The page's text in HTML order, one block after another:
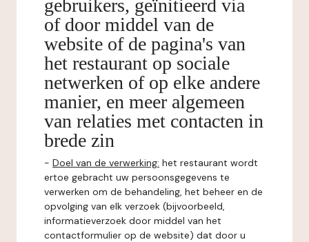
gebruikers, geïnitieerd via
of door middel van de
website of de pagina's van
het restaurant op sociale
netwerken of op elke andere
manier, en meer algemeen
van relaties met contacten in
brede zin
- Doel van de verwerking: het restaurant wordt
ertoe gebracht uw persoonsgegevens te
verwerken om de behandeling, het beheer en de
opvolging van elk verzoek (bijvoorbeeld,
informatieverzoek door middel van het
contactformulier op de website) dat door u